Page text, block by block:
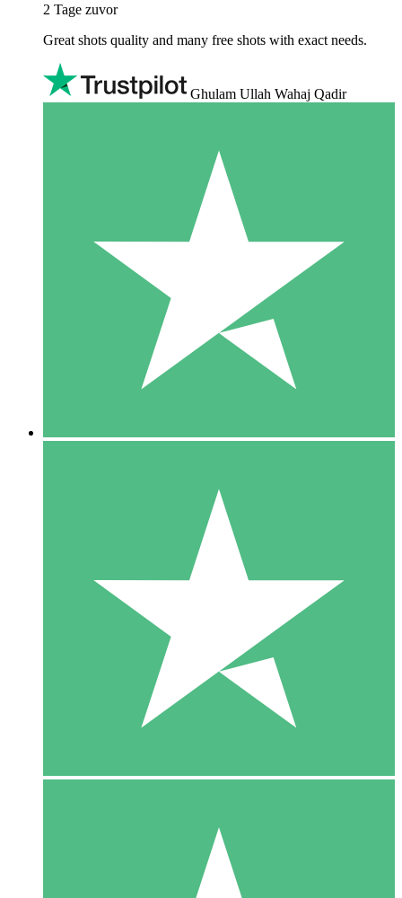
2 Tage zuvor
Great shots quality and many free shots with exact needs.
Ghulam Ullah Wahaj Qadir